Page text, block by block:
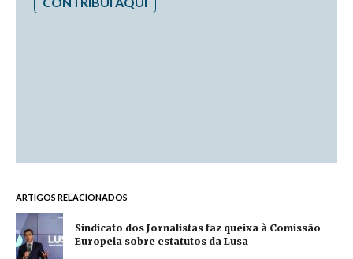
ARTIGOS RELACIONADOS
Sindicato dos Jornalistas faz queixa à Comissão
Europeia sobre estatutos da Lusa